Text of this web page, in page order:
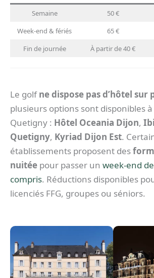
Semaine 50 €
Week-end & fériés
65 €
Fin de journée
À partir de 40 €
Le golfne dispose pas d’hôtel sur
plusieurs options sont disponibles
Quetigny : Hôtel Oceania Dijon,
Quetigny, Kyriad Dijon Est.
établissements proposent des
nuitée pour passer un week-end
compris. Réductions disponibles
licenciés FFG, groupes ou séniors.